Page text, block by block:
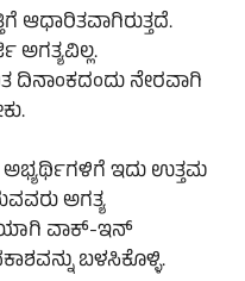
ಆಧಾರಿತವಾಗಿರುತ್ತದೆ.
ದಿನಾಂಕದಂದು ನೇರವಾಗಿ
ಅಭ್ಯರ್ಥಿಗಳಿಗೆ ಇದು ಉತ್ತಮ
ಅಗತ್ಯ
ವಾಕ್-ಇನ್
ಬಳಸಿಕೊಳ್ಳಿ.